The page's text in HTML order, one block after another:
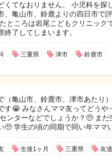
くてなおりません。 小児科を探
、亀山市、鈴鹿よりの四日市で
ところは岩尾こどもクリニック
終了してしまいます。
三重県 津市 鈴鹿市
（亀山市、鈴鹿市、津市あたり
す😭 みなさんママ友ってどうや
ンターなどでしょうか？🥺 ま
🥺 学生の頃の同期で同い年ママ
生後1ヶ月 三重県 友達